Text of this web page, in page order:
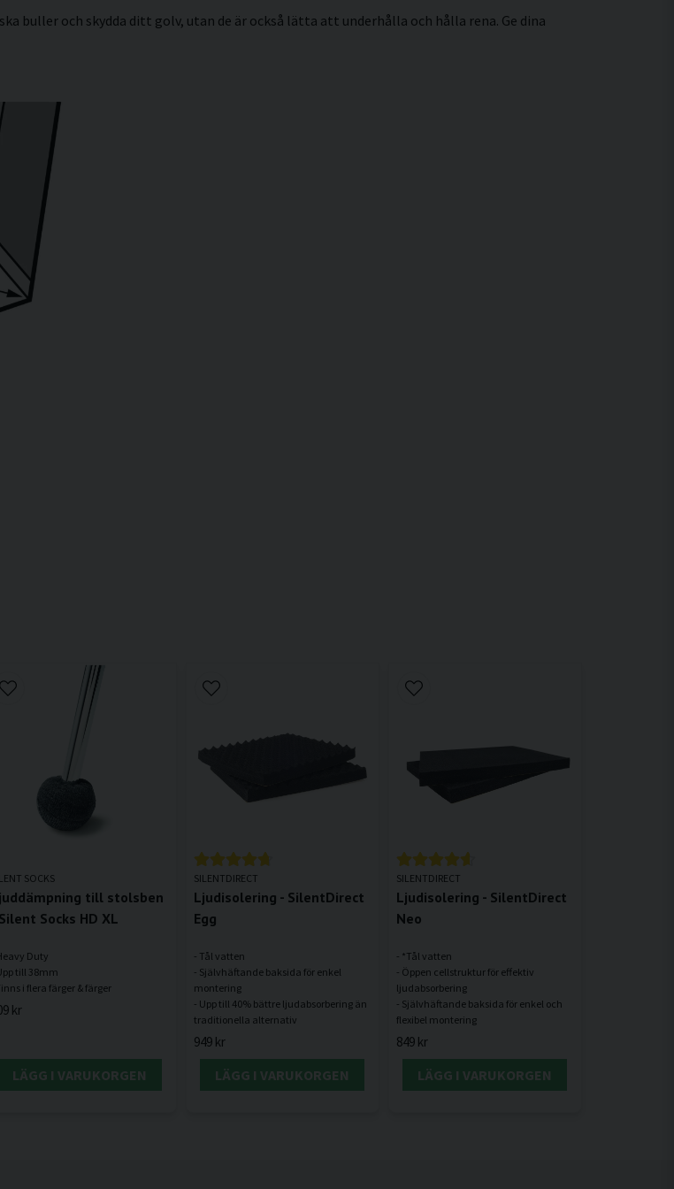
buller och skydda ditt golv, utan de är också lätta att underhålla och hålla rena. Ge dina
SOCKS
till stolsben
Socks HD XL
Duty
till 38mm
kr
LÄGG I VARUKORGEN
SILENTDIRECT
Ljudisolering - SilentDirect
Egg
- Tål vatten
- Självhäftande baksida för enkel
montering
- Upp till 40% bättre ljudabsorbering än
949 kr
LÄGG I VARUKORGEN
SILENTDIRECT
Ljudisolering - SilentDirect
Neo
- *Tål vatten
- Öppen cellstruktur för effektiv
ljudabsorbering
- Självhäftande baksida för enkel och
flexibel montering
849 kr
LÄGG I VARUKORGEN